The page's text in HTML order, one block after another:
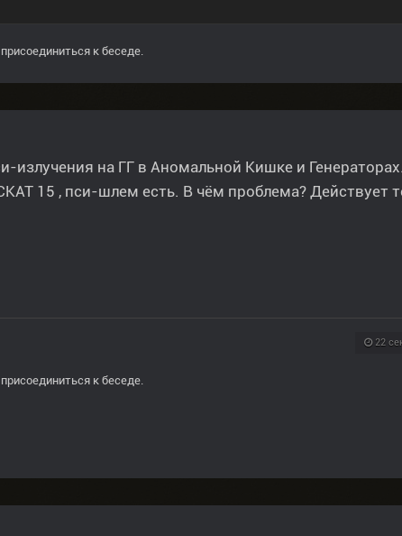
к беседе.
излучения на ГГ в Аномальной Кишке и Генераторах.
15 , пси-шлем есть. В чём проблема? Действует
22
к беседе.